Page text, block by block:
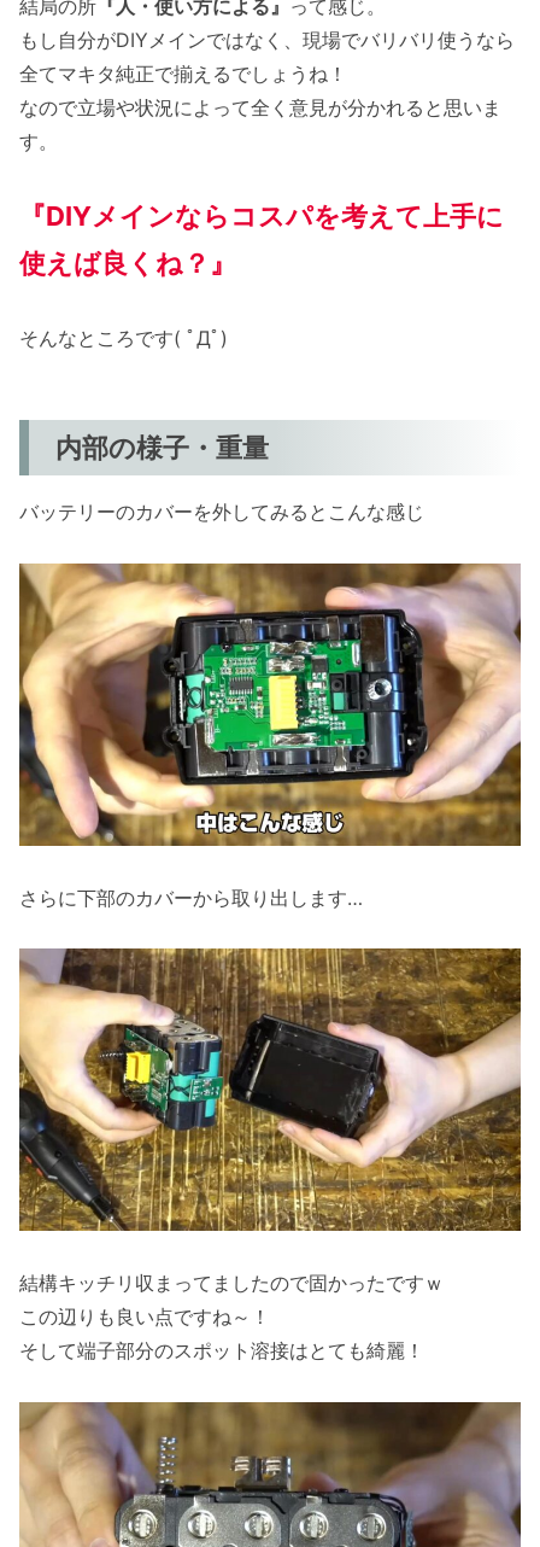
結局の所 『人・使い方による』 って感じ。
もし自分がDIYメインではなく、現場でバリバリ使うなら
全てマキタ純正で揃えるでしょうね！
なので立場や状況によって全く意見が分かれると思いま
す。
『DIYメインならコスパを考えて上手に
使えば良くね？』
そんなところです( ﾟДﾟ)
内部の様子・重量
バッテリーのカバーを外してみるとこんな感じ
さらに下部のカバーから取り出します…
結構キッチリ収まってましたので固かったですｗ
この辺りも良い点ですね～！
そして端子部分のスポット溶接はとても綺麗！